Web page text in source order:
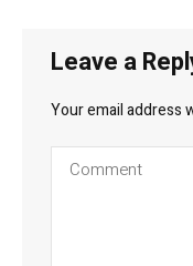
Leave a
Your email address